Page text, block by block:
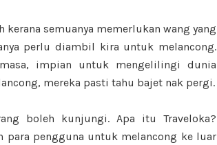
semuanya memerlukan wang yang
perlu diambil kira untuk melancong.
impian untuk mengelilingi dunia
mereka pasti tahu bajet nak pergi.
boleh kunjungi. Apa itu Traveloka?
para pengguna untuk melancong ke luar